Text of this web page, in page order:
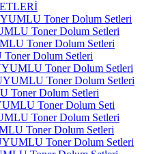
Toner Dolum Setleri
Toner Dolum Setleri
Toner Dolum Setleri
Dolum Setleri
Toner Dolum Setleri
Toner Dolum Setleri
Toner Dolum Setleri
Toner Dolum Seti
Toner Dolum Setleri
Toner Dolum Setleri
Toner Dolum Setleri